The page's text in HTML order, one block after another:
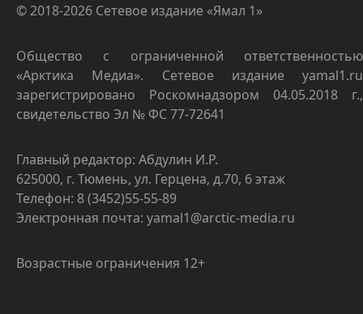
© 2018-2026 Сетевое издание «Ямал 1»
Общество с ограниченной ответственностью
«Арктика Медиа». Сетевое издание yamal1.ru
зарегистрировано Роскомнадзором 04.05.2018 г.,
свидетельство Эл № ФС 77-72641
Главный редактор: Абдулин И.Р.
625000, г. Тюмень, ул. Герцена, д.70, 6 этаж
Телефон: 8 (3452)55-55-89
Электронная почта: yamal1@arctic-media.ru
Возрастные ограничения 12+